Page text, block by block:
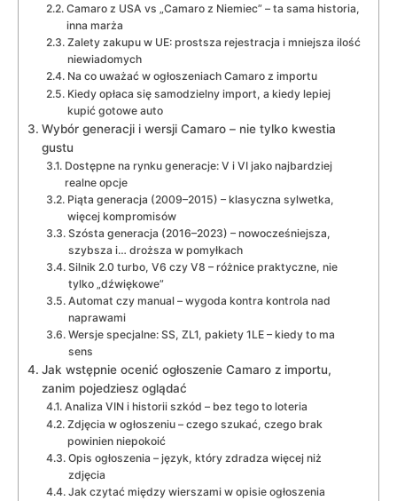
Camaro z USA vs „Camaro z Niemiec” – ta sama historia,
inna marża
Zalety zakupu w UE: prostsza rejestracja i mniejsza ilość
niewiadomych
Na co uważać w ogłoszeniach Camaro z importu
Kiedy opłaca się samodzielny import, a kiedy lepiej
kupić gotowe auto
Wybór generacji i wersji Camaro – nie tylko kwestia
gustu
Dostępne na rynku generacje: V i VI jako najbardziej
realne opcje
Piąta generacja (2009–2015) – klasyczna sylwetka,
więcej kompromisów
Szósta generacja (2016–2023) – nowocześniejsza,
szybsza i… droższa w pomyłkach
Silnik 2.0 turbo, V6 czy V8 – różnice praktyczne, nie
tylko „dźwiękowe”
Automat czy manual – wygoda kontra kontrola nad
naprawami
Wersje specjalne: SS, ZL1, pakiety 1LE – kiedy to ma
sens
Jak wstępnie ocenić ogłoszenie Camaro z importu,
zanim pojedziesz oglądać
Analiza VIN i historii szkód – bez tego to loteria
Zdjęcia w ogłoszeniu – czego szukać, czego brak
powinien niepokoić
Opis ogłoszenia – język, który zdradza więcej niż
zdjęcia
Jak czytać między wierszami w opisie ogłoszenia